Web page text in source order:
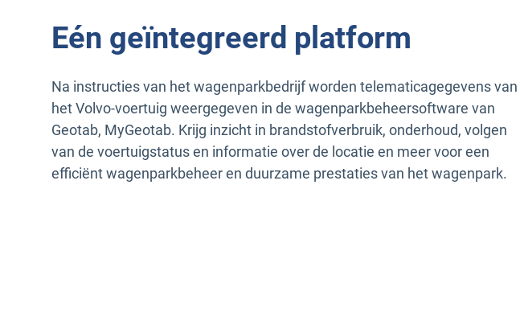
Eén geïntegreerd platform
Na instructies van het wagenparkbedrijf worden telematicagegevens van
het Volvo-voertuig weergegeven in de wagenparkbeheersoftware van
Geotab, MyGeotab. Krijg inzicht in brandstofverbruik, onderhoud, volgen
van de voertuigstatus en informatie over de locatie en meer voor een
efficiënt wagenparkbeheer en duurzame prestaties van het wagenpark.